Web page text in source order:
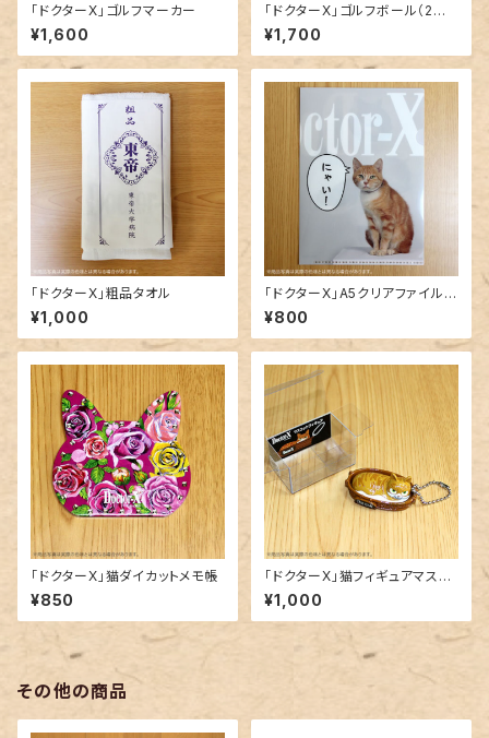
「ドクターX」ゴルフマーカー
¥1,600
「ドクターX」ゴルフボール（2個
セット）
¥1,700
「ドクターX」粗品タオル
¥1,000
「ドクターX」A5クリアファイル2
枚セット
¥800
「ドクターX」猫ダイカットメモ帳
¥850
「ドクターX」猫フィギュアマスコ
ット
¥1,000
その他の商品